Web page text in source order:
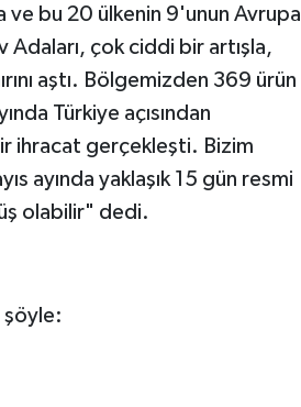
ve bu 20 ülkenin 9'unun Avrupa
çok ciddi bir artışla,
aştı. Bölgemizden 369 ürün
Türkiye açısından
ihracat gerçekleşti. Bizim
ayında yaklaşık 15 gün resmi
olabilir" dedi.
şöyle: